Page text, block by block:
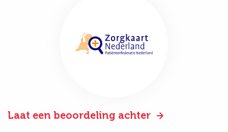
Laat een beoordeling achter